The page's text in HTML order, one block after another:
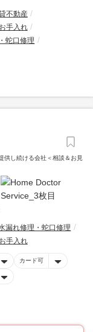
不動産
手入れ
蛇口修理
供し続ける会社＜相談＆お見
漏れ修理・蛇口修理
手入れ
カード可